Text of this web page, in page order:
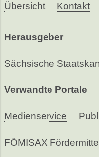
Übersicht Kontakt
Herausgeber
Sächsische
Verwandte Portale
Medienservice
FÖMISAX